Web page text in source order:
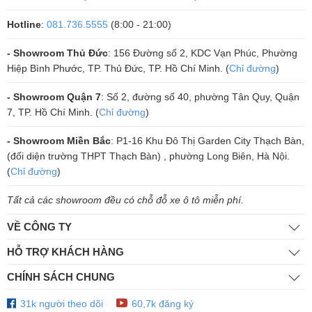
ngắt nguồn để tránh hư hỏng.
định, đặc biệt trong các khu vực có nguồn điện kém chất lượng.
Clip Limiter – Ngăn chặn tín hiệu méo dạng, bảo vệ loa
Khi tín hiệu âm thanh bị quá tải, nó sẽ bị méo và có thể làm hư loa.
Clip Limiter giúp ngăn chặn tín hiệu méo nặng
, nhưng vẫn đảm
bảo duy trì mức công suất đầu ra tối đa mà không làm ảnh hưởng đến
chất lượng âm thanh.
DC Protection – Loại bỏ tín hiệu hạ tần không mong muốn
Một số tín hiệu hạ tần (DC) có thể xuất hiện do lỗi từ thiết bị nguồn
Hệ thống bảo vệDC Protection tự động loại bỏ những tín hiệu
này, giúp loa hoạt động an toàn.
VHF Protection – Ngăn chặn tín hiệu tần số cao không mong
muốn
Một số tín hiệurất cao (VHF – Very High Frequency)
, mặc dù không
Bộ bảo vệVHF Protection giúp loại bỏ những tín hiệu này
Hotline: 081.736.5555 (8:00 - 21:00)
- Showroom Thủ Đức: 156 Đường số 2, KDC Vạn Phúc, Phường
Hiệp Bình Phước, TP. Thủ Đức, TP. Hồ Chí Minh. (Chỉ đường)
- Showroom Quận 7: Số 2, đường số 40, phường Tân Quy, Quận
7, TP. Hồ Chí Minh. (Chỉ đường)
- Showroom Miền Bắc: P1-16 Khu Đô Thị Garden City Thạch Bàn,
(đối diện trường THPT Thạch Bàn) , phường Long Biên, Hà Nội.
(Chỉ đường)
Tất cả các showroom đều có chỗ đỗ xe ô tô miễn phí.
VỀ CÔNG TY
HỖ TRỢ KHÁCH HÀNG
CHÍNH SÁCH CHUNG
31k người theo dõi 60,7k đăng ký